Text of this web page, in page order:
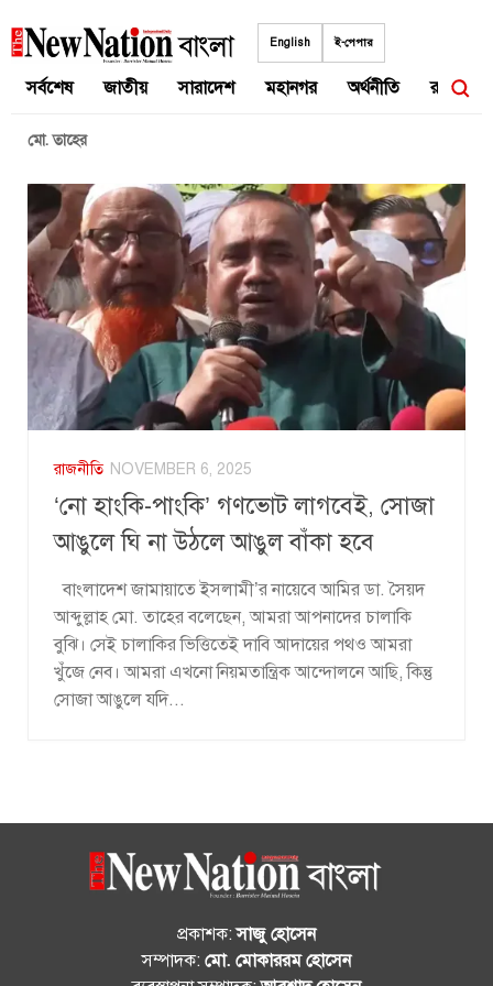
to
English ই-পেপার
সর্বশেষ জাতীয় সারাদেশ মহানগর অর্থনীতি রাজনীতি
মো. তাহের
রাজনীতি NOVEMBER 6, 2025
‘নো হাংকি-পাংকি’ গণভোট লাগবেই, সোজা
আঙুলে ঘি না উঠলে আঙুল বাঁকা হবে
বাংলাদেশ জামায়াতে ইসলামী’র নায়েবে আমির ডা. সৈয়দ
আব্দুল্লাহ মো. তাহের বলেছেন, আমরা আপনাদের চালাকি
বুঝি। সেই চালাকির ভিত্তিতেই দাবি আদায়ের পথও আমরা
খুঁজে নেব। আমরা এখনো নিয়মতান্ত্রিক আন্দোলনে আছি, কিন্তু
সোজা আঙুলে যদি...
প্রকাশক:সাজু হোসেন
সম্পাদক: মো. মোকাররম হোসেন